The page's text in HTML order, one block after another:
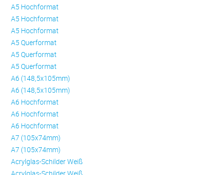
A5 Hochformat
A5 Hochformat
A5 Hochformat
A5 Querformat
A5 Querformat
A5 Querformat
A6 (148,5x105mm)
A6 (148,5x105mm)
A6 Hochformat
A6 Hochformat
A6 Hochformat
A7 (105x74mm)
A7 (105x74mm)
Acrylglas-Schilder Weiß